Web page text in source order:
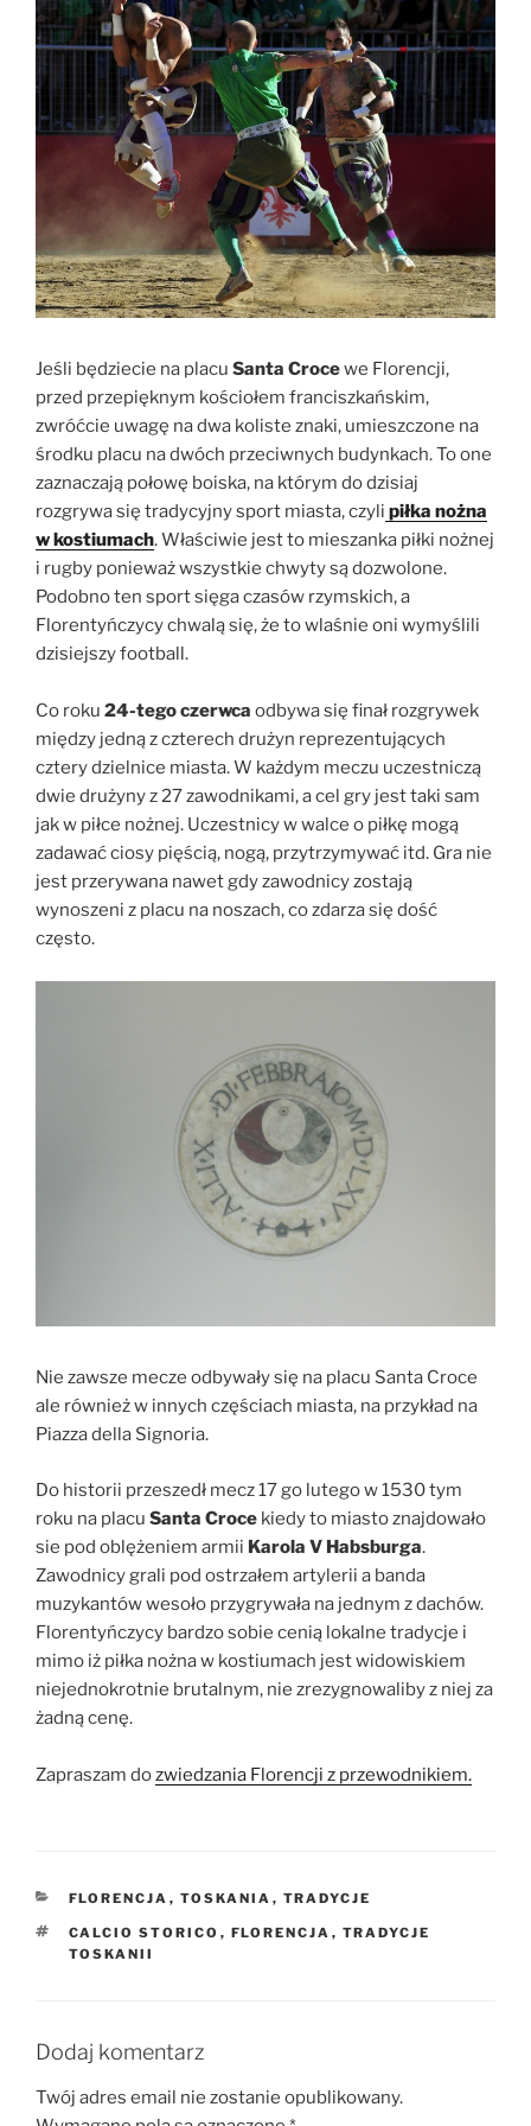
Jeśli będziecie na placu Santa Crocewe Florencji,
przed przepięknym kościołem franciszkańskim,
zwróćcie uwagę na dwa koliste znaki, umieszczone na
środku placu na dwóch przeciwnych budynkach. To one
zaznaczają połowę boiska, na którym do dzisiaj
rozgrywa się tradycyjny sport miasta, czyli piłka nożna
w kostiumach. Właściwie jest to mieszanka piłki nożnej
i rugby ponieważ wszystkie chwyty są dozwolone.
Podobno ten sport sięga czasów rzymskich, a
Florentyńczycy chwalą się, że to wlaśnie oni wymyślili
dzisiejszy football.
Co roku 24-tego czerwca odbywa się finał rozgrywek
między jedną z czterech drużyn reprezentujących
cztery dzielnice miasta. W każdym meczu uczestniczą
dwie drużyny z 27 zawodnikami, a cel gry jest taki sam
jak w piłce nożnej. Uczestnicy w walce o piłkę mogą
zadawać ciosy pięścią, nogą, przytrzymywać itd. Gra nie
jest przerywana nawet gdy zawodnicy zostają
wynoszeni z placu na noszach, co zdarza się dość
często.
Nie zawsze mecze odbywały się na placu Santa Croce
ale również w innych częściach miasta, na przykład na
Piazza della Signoria.
Do historii przeszedł mecz 17 go lutego w 1530 tym
roku na placu Santa Croce kiedy to miasto znajdowało
sie pod oblężeniem armii Karola V Habsburga.
Zawodnicy grali pod ostrzałem artylerii a banda
muzykantów wesoło przygrywała na jednym z dachów.
Florentyńczycy bardzo sobie cenią lokalne tradycje i
mimo iż piłka nożna w kostiumach jest widowiskiem
niejednokrotnie brutalnym, nie zrezygnowaliby z niej za
żadną cenę.
Zapraszam dozwiedzania Florencji z przewodnikiem.
KATEGORIE
FLORENCJA , TOSKANIA , TRADYCJE
TAGI
CALCIO STORICO , FLORENCJA , TRADYCJE
TOSKANII
Dodaj komentarz
Twój adres email nie zostanie opublikowany.